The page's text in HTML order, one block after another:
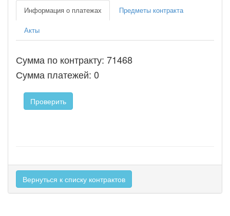
Информация о платежах Предметы контракта
Акты
Сумма по контракту: 71468
Сумма платежей: 0
Проверить
Вернуться к списку контрактов